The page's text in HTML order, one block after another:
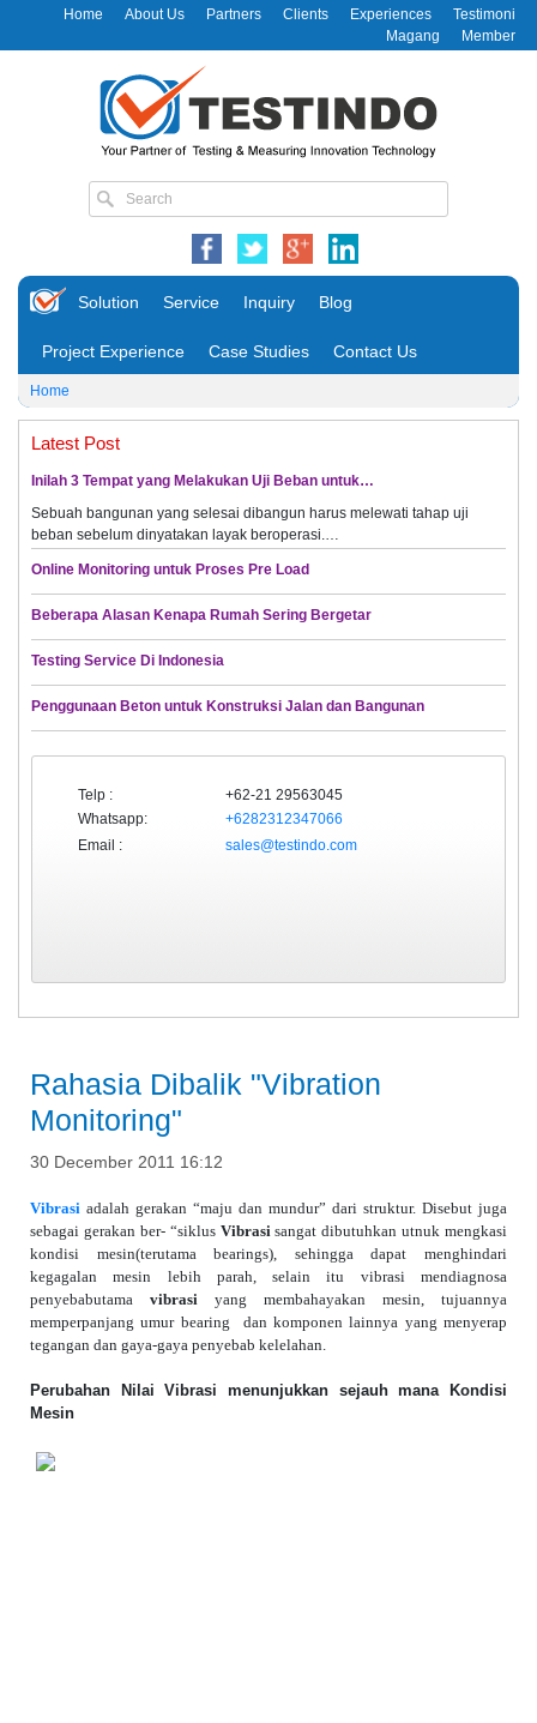
Home About Us Partners Clients Experiences
Testimoni
Magang
Member
Solution Service Inquiry Blog
Project Experience Case Studies Contact Us
Home
Latest Post
Inilah 3 Tempat yang Melakukan Uji Beban untuk…
Sebuah bangunan yang selesai dibangun harus melewati tahap uji
beban sebelum dinyatakan layak beroperasi.…
Online Monitoring untuk Proses Pre Load
Beberapa Alasan Kenapa Rumah Sering Bergetar
Testing Service Di Indonesia
Penggunaan Beton untuk Konstruksi Jalan dan Bangunan
Telp :
+62-21 29563045
Whatsapp:
+6282312347066
Email :
sales@testindo.com
Rahasia Dibalik "Vibration
Monitoring"
30 December 2011 16:12
Vibrasi adalah gerakan “maju dan mundur” dari struktur. Disebut juga
sebagai gerakan ber- “siklus Vibrasisangat dibutuhkan utnuk mengkasi
kondisi mesin(terutama bearings), sehingga dapat menghindari
kegagalan mesin lebih parah, selain itu vibrasi mendiagnosa
penyebabutama vibrasi yang membahayakan mesin, tujuannya
memperpanjang umur bearing dan komponen lainnya yang menyerap
tegangan dan gaya-gaya penyebab kelelahan.
Perubahan Nilai Vibrasi menunjukkan sejauh mana Kondisi
Mesin